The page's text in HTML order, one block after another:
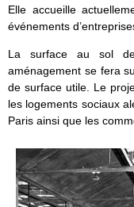
Elle accueille
événements
La surface au sol
aménagement se fera
de surface utile. Le
les logements sociaux
Paris ainsi que les